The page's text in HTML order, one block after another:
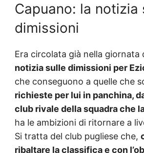
Capuano: la notizia
dimissioni
Era circolata già nella giornata
notizia sulle dimissioni per
che conseguono a quelle che
richieste per lui in panchina,
club rivale della squadra che
ha le ambizioni di ritornare a
Si tratta del club pugliese che,
ribaltare la classifica e con